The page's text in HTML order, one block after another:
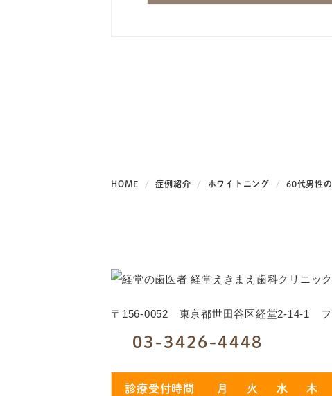
HOME 症例紹介 ホワイトニング 60代男性
〒156-0052 東京都世田谷区経堂2-14-1 フ
03-3426-4448
診療受付時間 月 火 水 木